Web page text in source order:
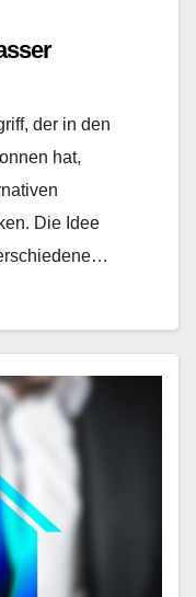
der in den
hat,
Die Idee